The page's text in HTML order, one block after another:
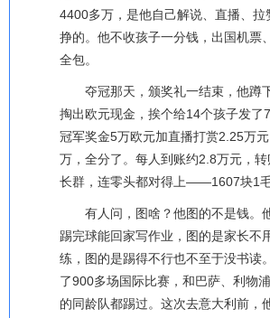
4400多万，是他自己解说、直播、拉
挣的。他不收孩子一分钱，出国机票
全包。
夺冠那天，颁奖礼一结束，他蹲
掏出欧元现金，挨个给14个孩子发了
冠军奖金5万欧元加直播打赏2.25万
万，全分了。每人到账约2.8万元，
长群，连零头都对得上——1607块1毛
有人问，图啥？他图的不是钱。
踢完球能回家写作业，图的是家长不
练，图的是踢得不行也不至于没书读
了900多场国际比赛，和巴萨、利物
的同龄队都踢过。这次去意大利前，